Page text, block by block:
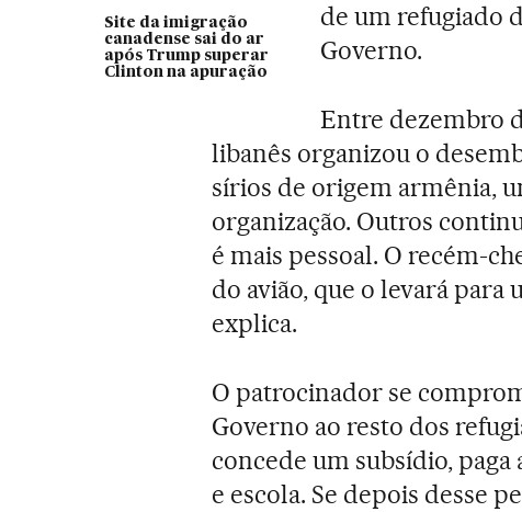
Site da imigração
canadense sai do ar
após Trump superar
Clinton na apuração
de um refugiado
Governo.
Entre dezembro
libanês organizou o
sírios de origem armênia,
organização. Outros
é mais pessoal. O recém-
do avião, que o levará para
explica.
O patrocinador se
Governo ao resto dos
concede um subsídio, paga
e escola. Se depois desse